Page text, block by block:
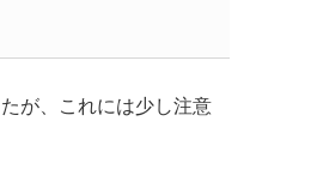
が、これには少し注意